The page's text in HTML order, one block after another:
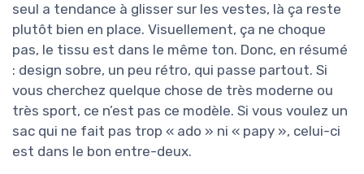
seul a tendance à glisser sur les vestes, là ça reste
plutôt bien en place. Visuellement, ça ne choque
pas, le tissu est dans le même ton. Donc, en résumé
: design sobre, un peu rétro, qui passe partout. Si
vous cherchez quelque chose de très moderne ou
très sport, ce n’est pas ce modèle. Si vous voulez un
sac qui ne fait pas trop « ado » ni « papy », celui-ci
est dans le bon entre-deux.